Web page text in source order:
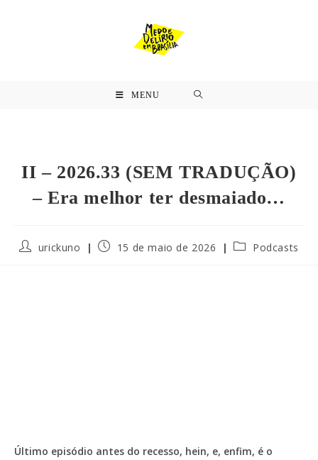
MENU
II – 2026.33 (SEM TRADUÇÃO)
– Era melhor ter desmaiado…
urickuno 15 de maio de 2026 Podcasts
Último episódio antes do recesso, hein, e, enfim, é o